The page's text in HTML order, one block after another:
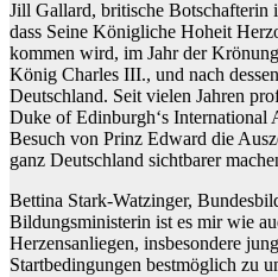
Jill Gallard, britische Botschafterin
dass Seine Königliche Hoheit
kommen wird, im Jahr der
König Charles III., und nach
Deutschland. Seit vielen Jahren
Duke of Edinburgh‘s International
Besuch von Prinz Edward die
ganz Deutschland sichtbarer
Bettina Stark-Watzinger,
Bildungsministerin ist es mir wie
Herzensanliegen, insbesondere
Startbedingungen bestmöglich zu